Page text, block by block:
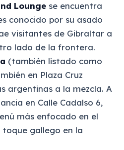
Lounge se encuentra
conocido por su asado
visitantes de Gibraltar a
lado de la frontera.
(también listado como
en Plaza Cruz
argentinas a la mezcla. A
en Calle Cadalso 6,
más enfocado en el
gallego en la